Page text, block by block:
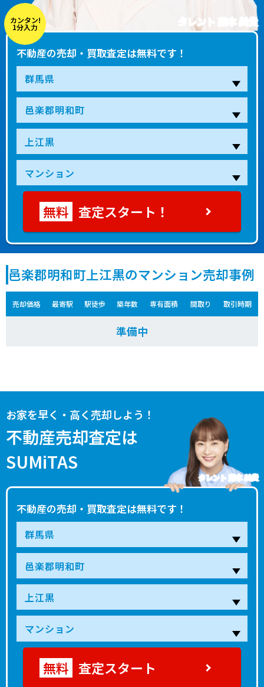
タレント 藤本 美貴
カンタン!
1分入力
不動産の売却・買取査定は無料です！
査定スタート！
邑楽郡明和町上江黒のマンション売却事例
売却価格 最寄駅 駅徒歩 築年数 専有面積 間取り 取引時期
準備中
お家を早く・高く売却しよう！
不動産売却査定は
SUMiTAS
不動産の売却・買取査定は無料です！
タレント 藤本 美貴
査定スタート